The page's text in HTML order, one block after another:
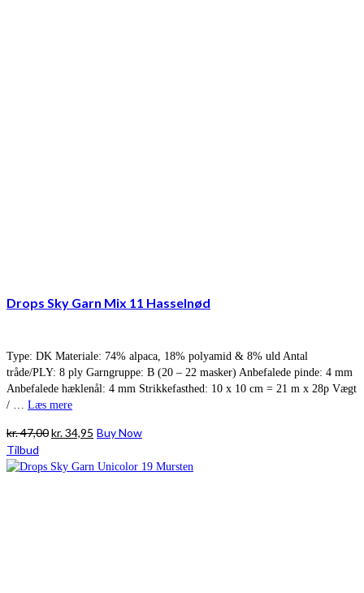
Drops Sky Garn Mix 11 Hasselnød
Type: DK Materiale: 74% alpaca, 18% polyamid & 8% uld Antal
tråde/PLY: 8 ply Garngruppe: B (20 – 22 masker) Anbefalede pinde: 4 mm
Anbefalede hæklenål: 4 mm Strikkefasthed: 10 x 10 cm = 21 m x 28p Vægt
/ … Læs mere
kr.47,00Den
pris
kr.34,95 Den
pris
Buy Now
Tilbud